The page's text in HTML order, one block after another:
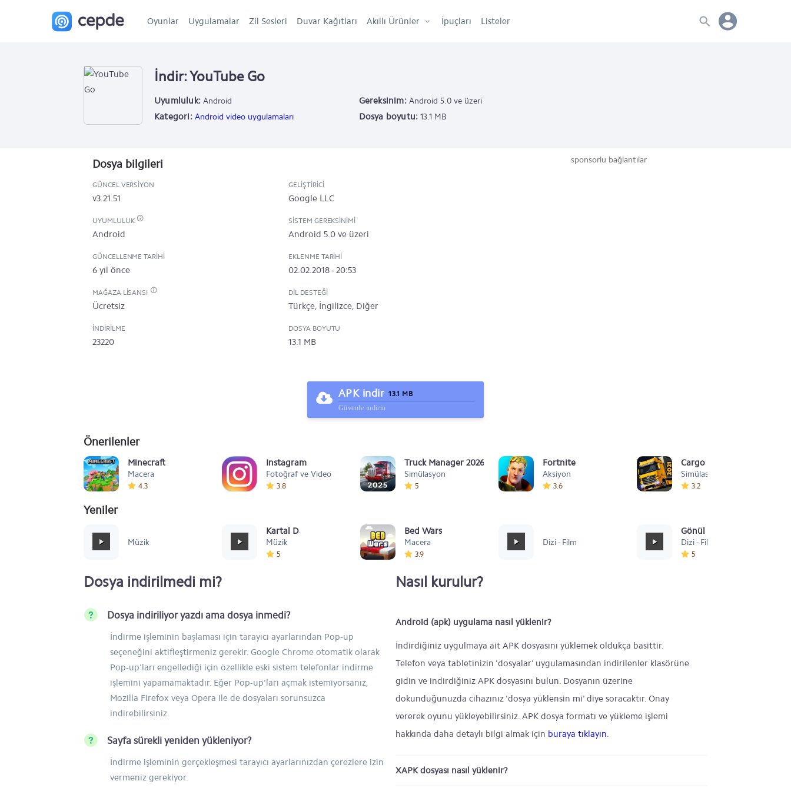
Oyunlar Uygulamalar Zil Sesleri Duvar Kağıtları Akıllı Ürünler İpuçları Listeler
İndir: YouTube Go
Uyumluluk: Android Gereksinim:Android 5.0 ve üzeri
Kategori: Android video uygulamaları Dosya boyutu: 13.1 MB
sponsorlu bağlantılar
Dosya bilgileri
GÜNCEL VERSIYON
v3.21.51
GELIŞTIRICI
Google LLC
UYUMLULUK
Android
SISTEM GEREKSINIMI
Android 5.0 ve üzeri
GÜNCELLENME TARIHI
6 yıl önce
EKLENME TARIHI
02.02.2018 - 20:53
MAĞAZA LISANSI
Ücretsiz
DIL DESTEĞI
Türkçe, İngilizce, Diğer
İNDIRILME
23220
DOSYA BOYUTU
13.1 MB
APK indir 13.1 MB
Güvenle indirin
Önerilenler
Minecraft
Macera
4.3
Instagram
Fotoğraf ve Video
3.8
Truck Manager 2026
Simülasyon
5
Fortnite
Aksiyon
3.6
Cargo Simulator 2021:
Simülasyon
3.2
Yeniler
Müzik
Kartal Dansı Müziği
Müzik
5
Bed Wars
Macera
3.9
Dizi - Film
Gönül Dağı Duygusal
Dizi - Film
5
Dosya indirilmedi mi?
Dosya indiriliyor yazdı ama dosya inmedi?
İndirme işleminin başlaması için tarayıcı ayarlarından Pop-up
seçeneğini aktifleştirmeniz gerekir. Google Chrome otomatik olarak
Pop-up'ları engellediği için özellikle eski sistem telefonlar indirme
işlemini yapamamaktadır. Eğer Pop-up'ları açmak istemiyorsanız,
Mozilla Firefox veya Opera ile de dosyaları sorunsuzca
indirebilirsiniz.
Sayfa sürekli yeniden yükleniyor?
İndirme işleminin gerçekleşmesi tarayıcı ayarlarınızdan çerezlere izin
vermeniz gerekiyor.
Nasıl kurulur?
Android (apk) uygulama nasıl yüklenir?
İndirdiğiniz uygulmaya ait APK dosyasını yüklemek oldukça basittir.
Telefon veya tabletinizin 'dosyalar' uygulamasından indirilenler klasörüne
gidin ve indirdiğiniz APK dosyasını bulun. Dosyanın üzerine
dokunduğunuzda cihazınız 'dosya yüklensin mi' diye soracaktır. Onay
vererek oyunu yükleyebilirsiniz. APK dosya formatı ve yükleme işlemi
hakkında daha detaylı bilgi almak için buraya tıklayın.
XAPK dosyası nasıl yüklenir?